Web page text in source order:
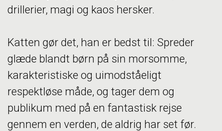
drillerier, magi og kaos hersker.
Katten gør det, han er bedst til: Spreder
glæde blandt børn på sin morsomme,
karakteristiske og uimodståeligt
respektløse måde, og tager dem og
publikum med på en fantastisk rejse
gennem en verden, de aldrig har set før.